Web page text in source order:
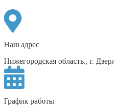
Наш адрес
Нижегородская область., г.
График работы